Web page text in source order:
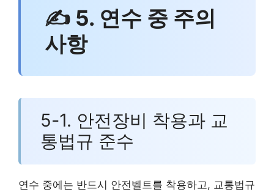
✍ 5. 연수 중 주의
사항
5-1. 안전장비 착용과 교
통법규 준수
연수 중에는 반드시 안전벨트를 착용하고, 교통법규